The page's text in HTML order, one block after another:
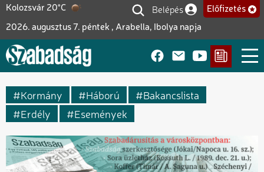
Ugrás
tartalomra
Kolozsvár 20°C
2026. augusztus 7. péntek , Arabella, Ibolya napja
Felhasználói fiók
Belépés Előfizetés
Kormány Háború
Bakancslista
Erdély
Események